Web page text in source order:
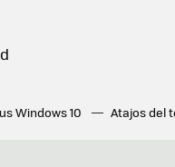
Windows 10 Atajos del